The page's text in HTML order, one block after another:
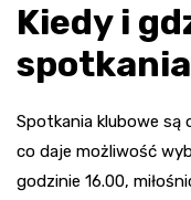
Kiedy i
Spotkania klubowe są
co daje możliwość
godzinie 16.00,